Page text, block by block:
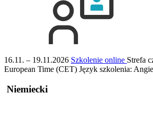
16.11. – 19.11.2026 Szkolenie online Strefa
European Time (CET) Język szkolenia:
Niemiecki